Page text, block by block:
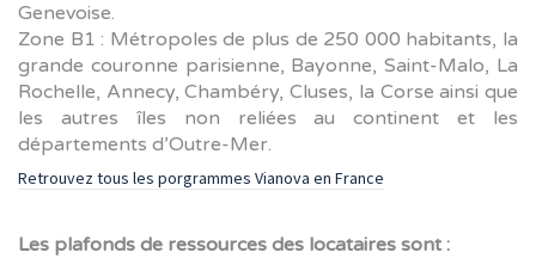
Genevoise.
Zone B1 : Métropoles de plus de 250 000 habitants, la
grande couronne parisienne, Bayonne, Saint-Malo, La
Rochelle, Annecy, Chambéry, Cluses, la Corse ainsi que
les autres îles non reliées au continent et les
départements d’Outre-Mer.
Retrouvez tous les porgrammes Vianova en France
Les plafonds de ressources des locataires sont :